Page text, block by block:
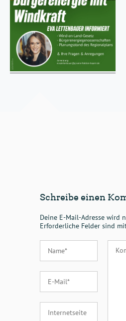
Schreibe einen
Deine E-Mail-Adresse wird
Erforderliche Felder sind